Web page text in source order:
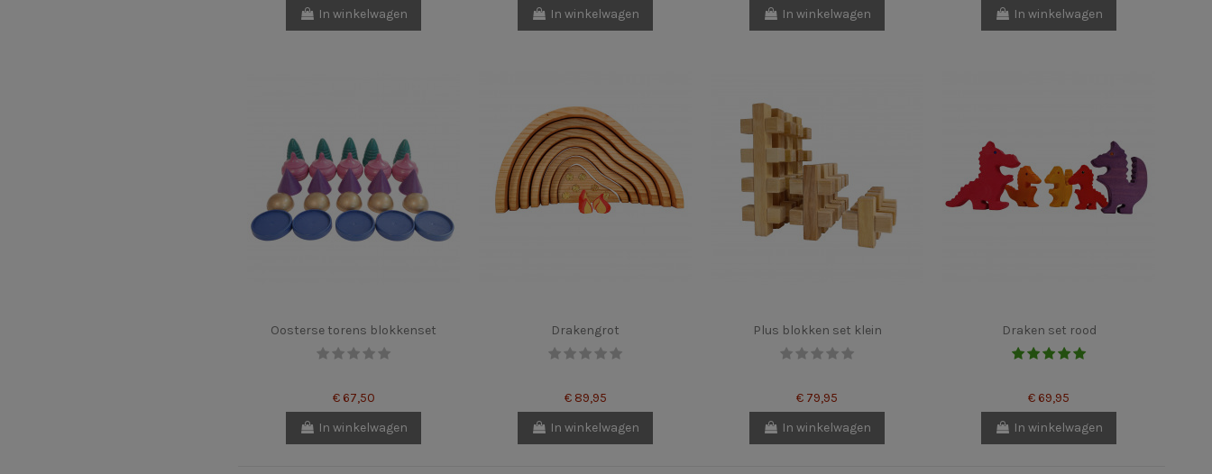
In winkelwagen
In winkelwagen
In winkelwagen
In winkelwagen
Oosterse torens blokkenset
€ 67,50
In winkelwagen
Drakengrot
€ 89,95
In winkelwagen
Plus blokken set klein
€ 79,95
In winkelwagen
Draken set rood
€ 69,95
In winkelwagen